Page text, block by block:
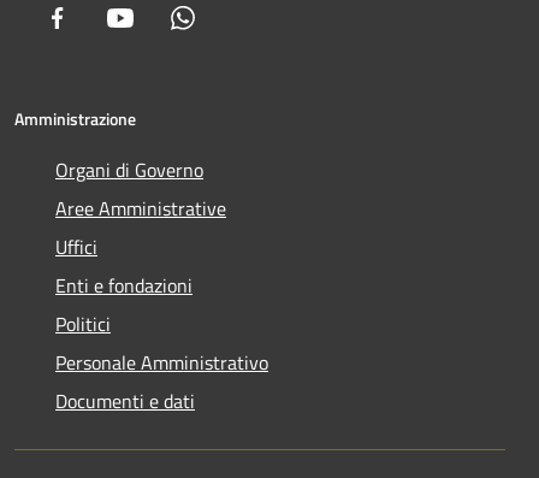
Facebook Youtube
Amministrazione
Organi di Governo
Aree Amministrative
Uffici
Enti e fondazioni
Politici
Personale Amministrativo
Documenti e dati